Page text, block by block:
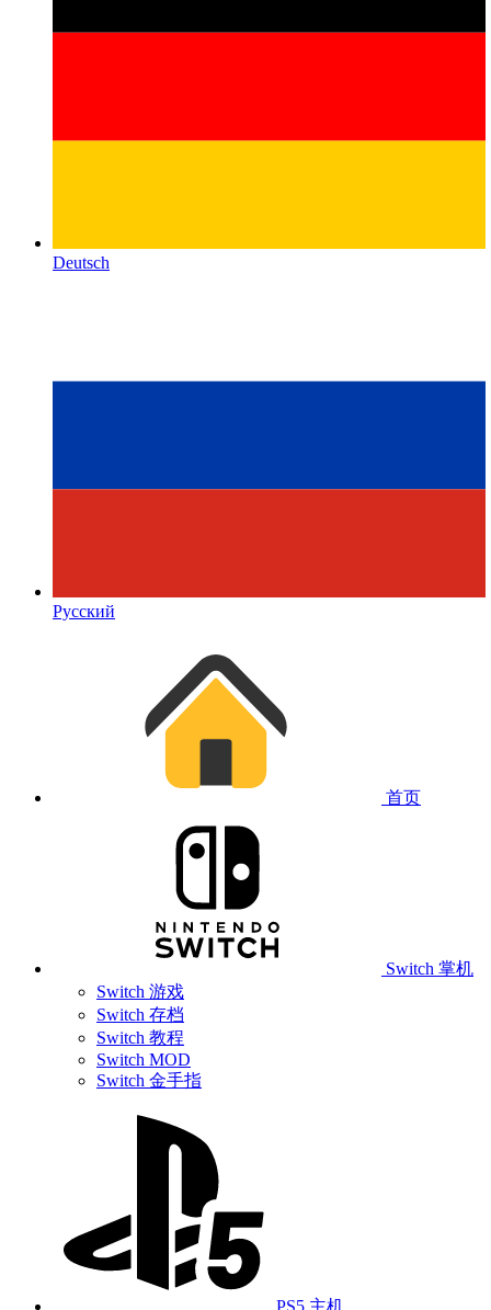
Deutsch
Русский
首页
Switch 掌机
Switch 游戏
Switch 存档
Switch 教程
Switch MOD
Switch 金手指